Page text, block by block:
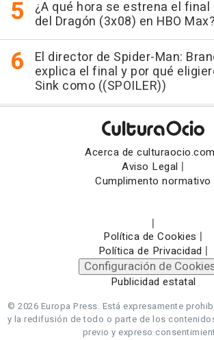
¿A qué hora se estrena el final
del Dragón (3x08) en HBO Max?
El director de Spider-Man:
explica el final y por qué
Sink como ((SPOILER))
Acerca de culturaocio.com
Aviso Legal |
Cumplimento normativo
|
Política de Cookies |
Política de Privacidad |
Configuración de
Publicidad estatal
© 2026 Europa Press. Está expresamente
y la redifusión de todo o parte de los
previo y expreso